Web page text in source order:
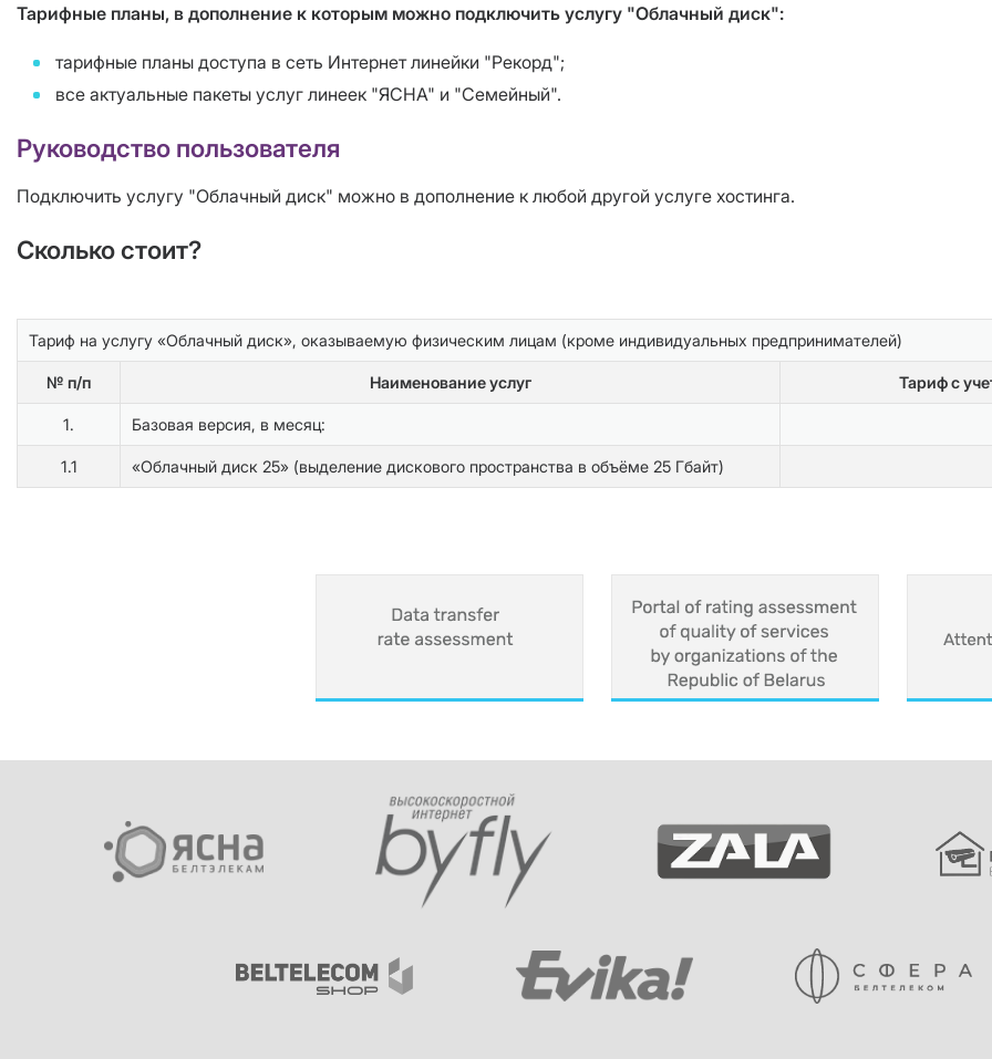
Тарифные планы, в дополнение к которым можно подключить услугу "Облачный диск":
тарифные планы доступа в сеть Интернет линейки "Рекорд";
все актуальные пакеты услуг линеек "ЯСНА" и "Семейный".
Руководство пользователя
Подключить услугу "Облачный диск" можно в дополнение к любой другой услуге хостинга.
Сколько стоит?
Тариф на услугу «Облачный диск», оказываемую физическим лицам (кроме индивидуальных предпринимателей)
№ п/п Наименование услуг Тариф с
1. Базовая версия, в месяц:
1.1 «Облачный диск 25» (выделение дискового пространства в объёме 25 Гбайт)